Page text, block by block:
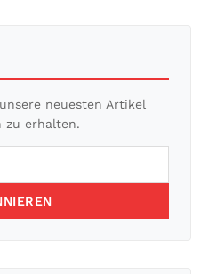
neuesten Artikel
zu erhalten.